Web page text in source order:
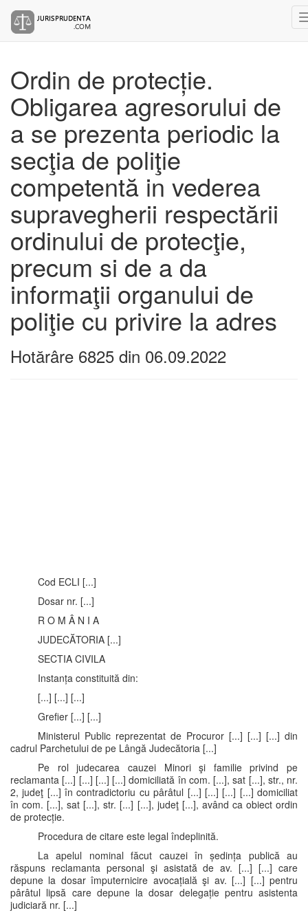
Ordin de protecție.
Obligarea agresorului de
a se prezenta periodic la
secţia de poliţie
competentă in vederea
supravegherii respectării
ordinului de protecţie,
precum si de a da
informaţii organului de
poliţie cu privire la adres
Hotărâre 6825 din 06.09.2022
Cod ECLI [...]
Dosar nr. [...]
R O M Â N I A
JUDECĂTORIA [...]
SECTIA CIVILA
Instanța constituită din:
[...] [...] [...]
Grefier [...] [...]
Ministerul Public reprezentat de Procuror [...] [...] [...] din
cadrul Parchetului de pe Lângă Judecătoria [...]
Pe rol judecarea cauzei Minori şi familie privind pe
reclamanta [...] [...] [...] [...] domiciliată în com. [...], sat [...], str., nr.
2, judeţ [...] în contradictoriu cu pârâtul [...] [...] [...] [...] domiciliat
în com. [...], sat [...], str. [...] [...], judeţ [...], având ca obiect ordin
de protecție.
Procedura de citare este legal îndeplinită.
La apelul nominal făcut cauzei în ședința publică au
răspuns reclamanta personal şi asistată de av. [...] [...] care
depune la dosar împuternicire avocațială şi av. [...] [...] pentru
pârâtul lipsă care depune la dosar delegație pentru asistenta
judiciară nr. [...]